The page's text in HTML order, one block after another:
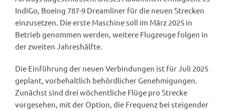
IndiGo, Boeing 787-9 Dreamliner für die neuen Strecken
einzusetzen. Die erste Maschine soll im März 2025 in
Betrieb genommen werden, weitere Flugzeuge folgen in
der zweiten Jahreshälfte.
Die Einführung der neuen Verbindungen ist für Juli 2025
geplant, vorbehaltlich behördlicher Genehmigungen.
Zunächst sind drei wöchentliche Flüge pro Strecke
vorgesehen, mit der Option, die Frequenz bei steigender